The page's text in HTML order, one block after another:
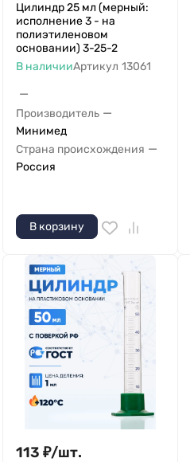
Цилиндр 25 мл (мерный:
исполнение 3 - на
полиэтиленовом
основании) 3-25-2
В наличииАртикул 13061
—
Производитель —
Минимед
Страна происхождения —
Россия
В корзину
113 ₽/шт.